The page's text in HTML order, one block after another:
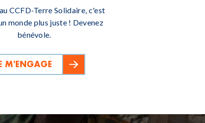
CCFD-Terre Solidaire, c'est
monde plus juste ! Devenez
bénévole.
M'ENGAGE